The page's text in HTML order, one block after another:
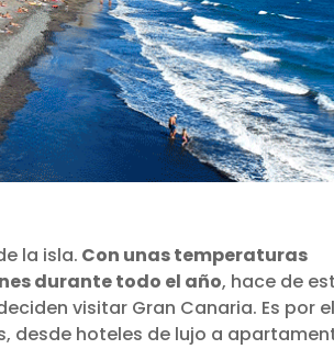
la isla. Con unas temperaturas
durante todo el año, hace de
visitar Gran Canaria. Es por
desde hoteles de lujo a